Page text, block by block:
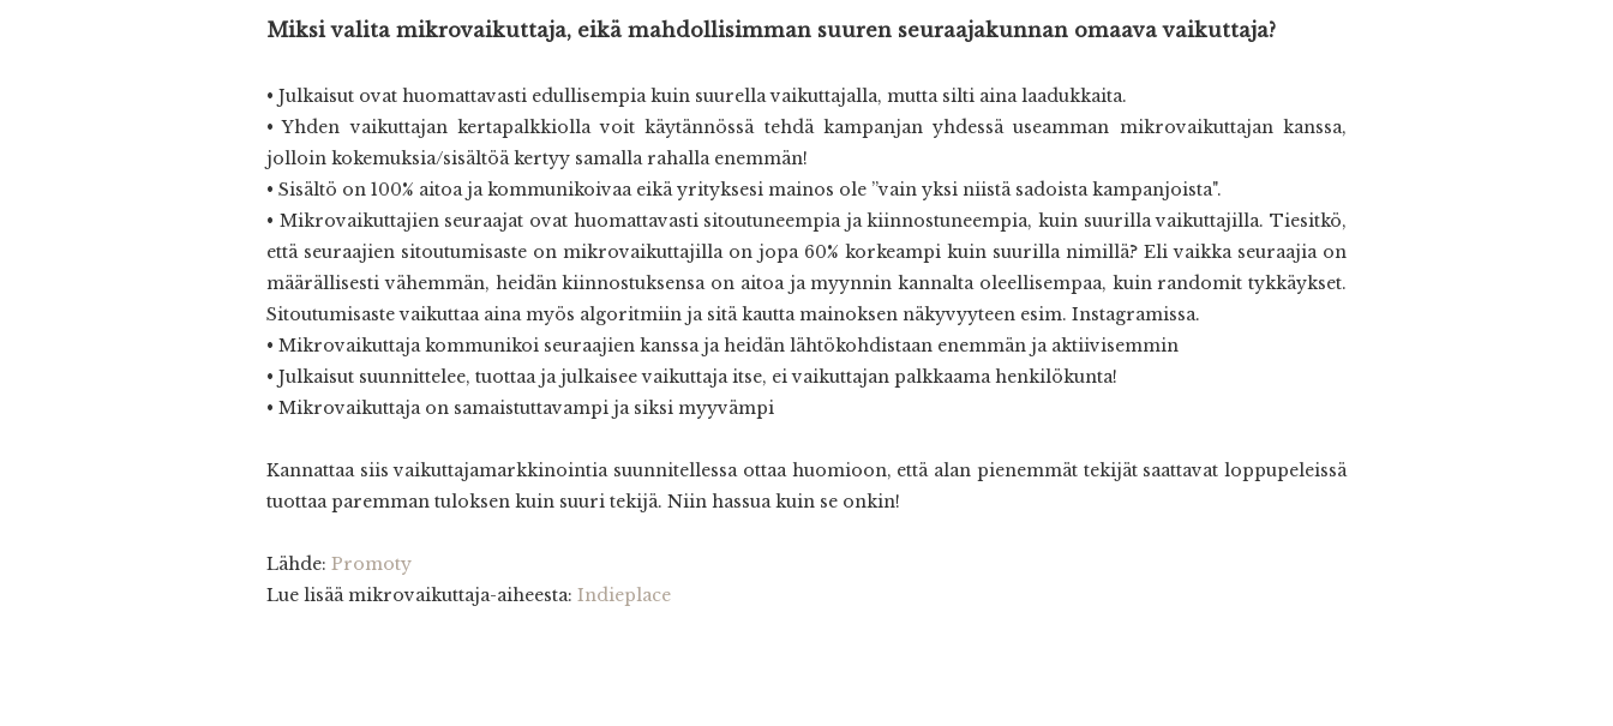
Miksi valita mikrovaikuttaja, eikä mahdollisimman suuren seuraajakunnan omaava vaikuttaja?
• Julkaisut ovat huomattavasti edullisempia kuin suurella vaikuttajalla, mutta silti aina laadukkaita.
• Yhden vaikuttajan kertapalkkiolla voit käytännössä tehdä kampanjan yhdessä useamman mikrovaikuttajan kanssa,
jolloin kokemuksia/sisältöä kertyy samalla rahalla enemmän!
• Sisältö on 100% aitoa ja kommunikoivaa eikä yrityksesi mainos ole ”vain yksi niistä sadoista kampanjoista".
• Mikrovaikuttajien seuraajat ovat huomattavasti sitoutuneempia ja kiinnostuneempia, kuin suurilla vaikuttajilla. Tiesitkö,
että seuraajien sitoutumisaste on mikrovaikuttajilla on jopa 60% korkeampi kuin suurilla nimillä? Eli vaikka seuraajia on
määrällisesti vähemmän, heidän kiinnostuksensa on aitoa ja myynnin kannalta oleellisempaa, kuin randomit tykkäykset.
Sitoutumisaste vaikuttaa aina myös algoritmiin ja sitä kautta mainoksen näkyvyyteen esim. Instagramissa.
• Mikrovaikuttaja kommunikoi seuraajien kanssa ja heidän lähtökohdistaan enemmän ja aktiivisemmin
• Julkaisut suunnittelee, tuottaa ja julkaisee vaikuttaja itse, ei vaikuttajan palkkaama henkilökunta!
• Mikrovaikuttaja on samaistuttavampi ja siksi myyvämpi
Kannattaa siis vaikuttajamarkkinointia suunnitellessa ottaa huomioon, että alan pienemmät tekijät saattavat loppupeleissä
tuottaa paremman tuloksen kuin suuri tekijä. Niin hassua kuin se onkin!
Lähde: Promoty
Lue lisää mikrovaikuttaja-aiheesta: Indieplace